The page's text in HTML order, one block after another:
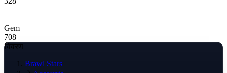
Gem
708
विवरण
Brawl Stars